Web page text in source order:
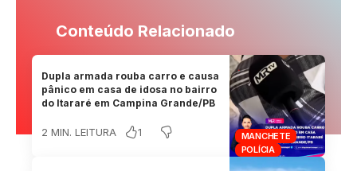
Conteúdo Relacionado
MANCHETE
POLÍCIA
Dupla armada rouba carro e causa
pânico em casa de idosa no bairro
do Itararé em Campina Grande/PB
2 MIN. LEITURA 1